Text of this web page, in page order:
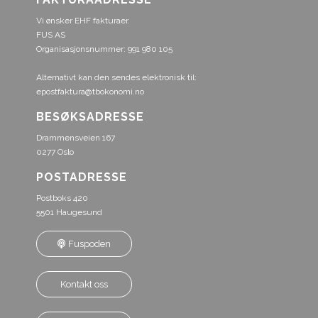
Vi ønsker EHF fakturaer.
FUS AS
Organisasjonsnummer: 991 980 105
Alternativt kan den sendes elektronisk til:
epostfaktura@tbokonomi.no
BESØKSADRESSE
Drammensveien 167
0277 Oslo
POSTADRESSE
Postboks 420
5501 Haugesund
Fuspoden
Kontakt oss